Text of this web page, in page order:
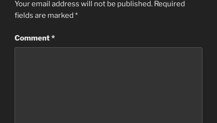
Your email address will not be published. Required
fields are marked *
Comment*